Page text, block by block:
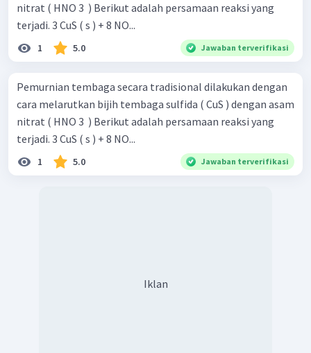
nitrat ( HNO 3 ​ ) Berikut adalah persamaan reaksi yang
terjadi. 3 CuS ( s ) + 8 NO...
1 5.0 Jawaban terverifikasi
Pemurnian tembaga secara tradisional dilakukan dengan
cara melarutkan bijih tembaga sulfida ( CuS ) dengan asam
nitrat ( HNO 3 ​ ) Berikut adalah persamaan reaksi yang
terjadi. 3 CuS ( s ) + 8 NO...
1 5.0 Jawaban terverifikasi
Iklan